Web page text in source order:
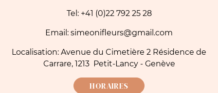
Tel: +41 (0)22 792 25 28
Email: simeonifleurs@gmail.com
Localisation: Avenue du Cimetière 2 Résidence de
Carrare, 1213 Petit-Lancy - Genève
HORAIRES